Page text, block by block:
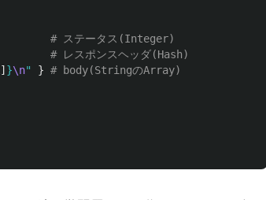
# ステータス(Integer)
# レスポンスヘッダ(Hash)
] }\n" } # body(StringのArray)